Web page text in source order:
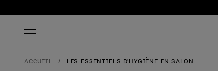
ACCUEIL LES ESSENTIELS D'HYGIÈNE EN SALON